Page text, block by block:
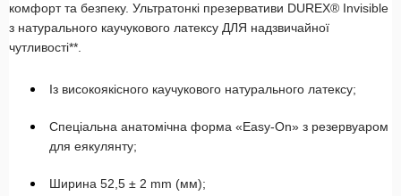
комфорт та безпеку. Ультратонкі презервативи DUREX® Invisible
з натурального каучукового латексу ДЛЯ надзвичайної
чутливості**.
Із високоякісного каучукового натурального латексу;
Спеціальна анатомічна форма «Easy-On» з резервуаром
для еякулянту;
Ширина 52,5 ± 2 mm (мм);